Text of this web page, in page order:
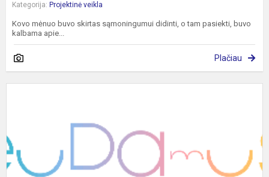
Kategorija: Projektinė veikla
Kovo mėnuo buvo skirtas sąmoningumui didinti, o tam pasiekti, buvo
kalbama apie...
Plačiau